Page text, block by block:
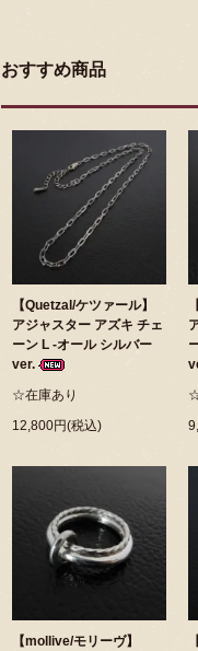
おすすめ商品
【Quetzal/ケツァール】
アジャスター アズキ チェ
ーン L -オール シルバー
ver.
☆在庫あり
12,800円(税込)
【mollive/モリーヴ】